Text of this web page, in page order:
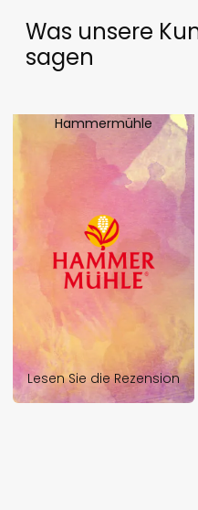
Was unsere
sagen
Hammermühle
Lesen Sie die Rezension